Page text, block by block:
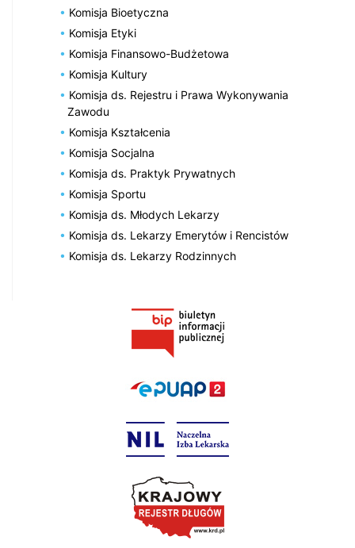
Komisja Bioetyczna
Komisja Etyki
Komisja Finansowo-Budżetowa
Komisja Kultury
Komisja ds. Rejestru i Prawa Wykonywania
Zawodu
Komisja Kształcenia
Komisja Socjalna
Komisja ds. Praktyk Prywatnych
Komisja Sportu
Komisja ds. Młodych Lekarzy
Komisja ds. Lekarzy Emerytów i Rencistów
Komisja ds. Lekarzy Rodzinnych